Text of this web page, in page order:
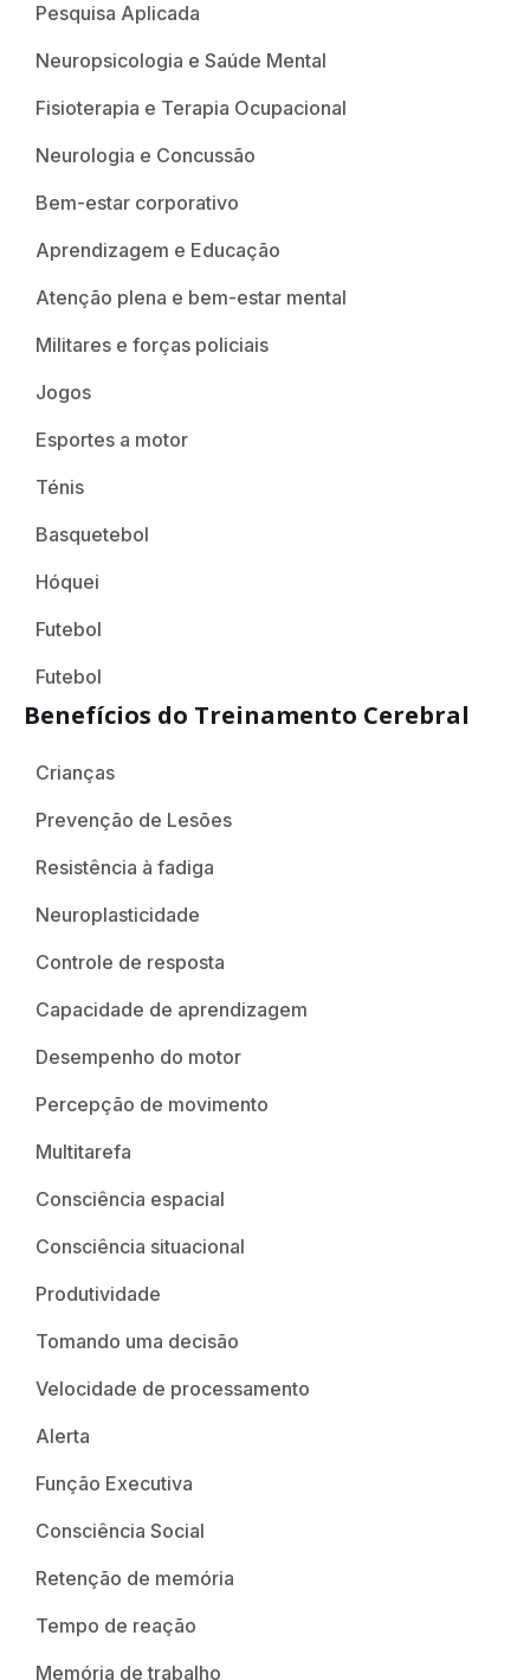
Pesquisa Aplicada
Neuropsicologia e Saúde Mental
Fisioterapia e Terapia Ocupacional
Neurologia e Concussão
Bem-estar corporativo
Aprendizagem e Educação
Atenção plena e bem-estar mental
Militares e forças policiais
Jogos
Esportes a motor
Ténis
Basquetebol
Hóquei
Futebol
Futebol
Benefícios do Treinamento Cerebral
Crianças
Prevenção de Lesões
Resistência à fadiga
Neuroplasticidade
Controle de resposta
Capacidade de aprendizagem
Desempenho do motor
Percepção de movimento
Multitarefa
Consciência espacial
Consciência situacional
Produtividade
Tomando uma decisão
Velocidade de processamento
Alerta
Função Executiva
Consciência Social
Retenção de memória
Tempo de reação
Memória de trabalho